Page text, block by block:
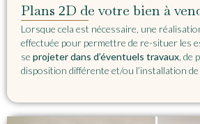
Plans 2D de votre bien à
Lorsque cela est nécessaire, une
effectuée pour permettre de re-situer les
se projeter dans d’éventuels travaux, de
disposition différente et/ou l’installation